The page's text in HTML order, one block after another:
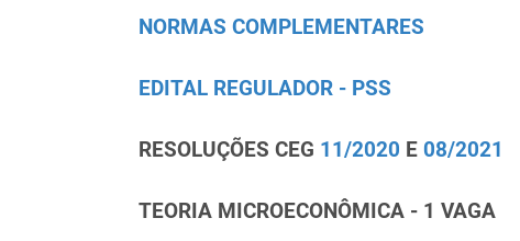
NORMAS COMPLEMENTARES
EDITAL REGULADOR - PSS
RESOLUÇÕES CEG 11/2020 E 08/2021
TEORIA MICROECONÔMICA - 1 VAGA